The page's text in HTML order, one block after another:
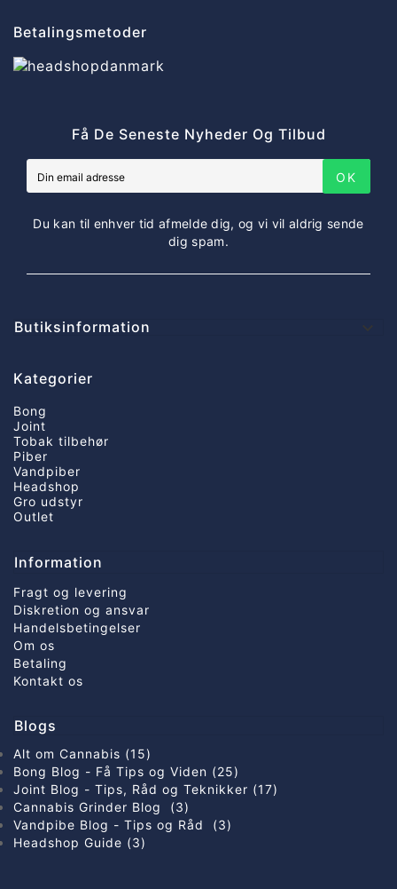
Betalingsmetoder
Få De Seneste Nyheder Og Tilbud
OK
Du kan til enhver tid afmelde dig, og vi vil aldrig sende
dig spam.
Butiksinformation
Kategorier
Bong
Joint
Tobak tilbehør
Piber
Vandpiber
Headshop
Gro udstyr
Outlet
Information
Fragt og levering
Diskretion og ansvar
Handelsbetingelser
Om os
Betaling
Kontakt os
Blogs
Alt om Cannabis (15)
Bong Blog - Få Tips og Viden (25)
Joint Blog - Tips, Råd og Teknikker (17)
Cannabis Grinder Blog (3)
Vandpibe Blog - Tips og Råd (3)
Headshop Guide (3)